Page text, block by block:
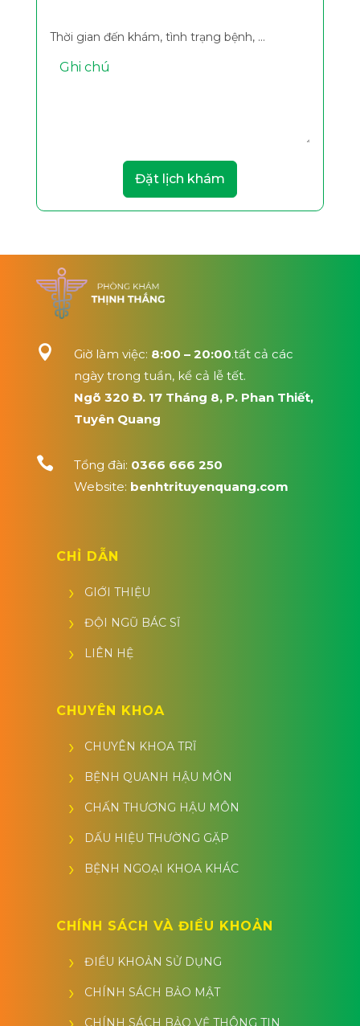
Thời gian đến khám, tình trạng bệnh, ...
Đặt lịch khám
 Giờ làm việc: 8:00 – 20:00.tất cả các
ngày trong tuần, kể cả lễ tết.
Ngõ 320 Đ. 17 Tháng 8, P. Phan Thiết,
Tuyên Quang
 Tổng đài: 0366 666 250
Website: benhtrituyenquang.com
CHỈ DẪN
GIỚI THIỆU
ĐỘI NGŨ BÁC SĨ
LIÊN HỆ
CHUYÊN KHOA
CHUYÊN KHOA TRĨ
BỆNH QUANH HẬU MÔN
CHẤN THƯƠNG HẬU MÔN
DẤU HIỆU THƯỜNG GẶP
BỆNH NGOẠI KHOA KHÁC
CHÍNH SÁCH VÀ ĐIỀU KHOẢN
ĐIỀU KHOẢN SỬ DỤNG
CHÍNH SÁCH BẢO MẬT
CHÍNH SÁCH BẢO VỆ THÔNG TIN